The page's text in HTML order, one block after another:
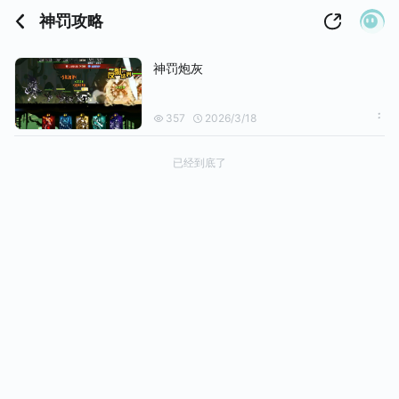
神罚攻略
神罚炮灰
357 2026/3/18
已经到底了